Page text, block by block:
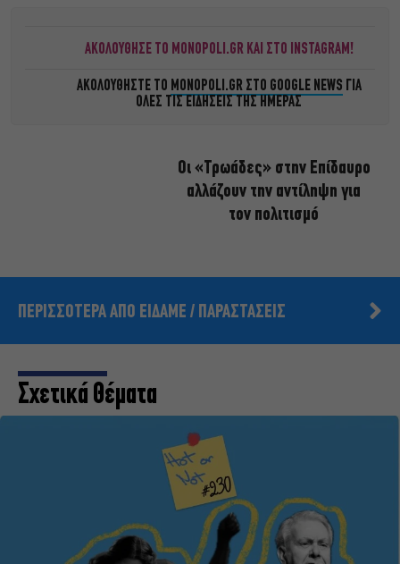
ΑΚΟΛΟΥΘΗΣΕ ΤΟ MONOPOLI.GR ΚΑΙ ΣΤΟ INSTAGRAM!
ΑΚΟΛΟΥΘΗΣΤΕ ΤΟ MONOPOLI.GR ΣΤΟ GOOGLE NEWS ΓΙΑ
ΟΛΕΣ ΤΙΣ ΕΙΔΗΣΕΙΣ ΤΗΣ ΗΜΕΡΑΣ
Οι «Τρωάδες» στην Επίδαυρο
αλλάζουν την αντίληψη για
τον πολιτισμό
ΠΕΡΙΣΣΟΤΕΡΑ ΑΠΟ ΕΙΔΑΜΕ / ΠΑΡΑΣΤΑΣΕΙΣ
Σχετικά Θέματα